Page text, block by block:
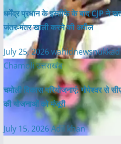
धर्मेंद्र प्रधान के इस्तीफे के बाद CJP ने
जंतर-मंतर खाली करने की अपील
July 25, 2026wahidnewsnukkad
Chamoliउत्तराखंड
चमोली विकास परियोजनाएं: गोपेश्वर से
की योजनाओं को मंजूरी
July 15, 2026Adil khan